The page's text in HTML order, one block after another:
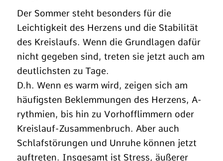
Der Sommer steht besonders für die
Leichtigkeit des Herzens und die Stabilität
des Kreislaufs. Wenn die Grundlagen dafür
nicht gegeben sind, treten sie jetzt auch am
deutlichsten zu Tage.
D.h. Wenn es warm wird, zeigen sich am
häufigsten Beklemmungen des Herzens, A-
rythmien, bis hin zu Vorhofflimmern oder
Kreislauf-Zusammenbruch. Aber auch
Schlafstörungen und Unruhe können jetzt
auftreten. Insgesamt ist Stress, äußerer